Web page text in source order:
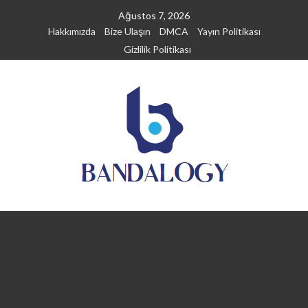
Ağustos 7, 2026
Hakkımızda
Bize Ulaşın DMCA
Yayın Politikası
Gizlilik Politikası